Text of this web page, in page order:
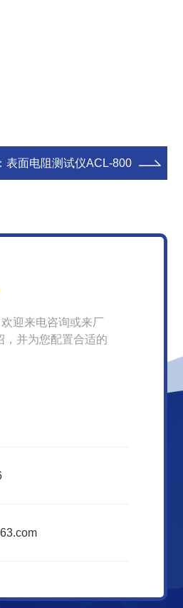
表面电阻测试仪ACL-800
迎来电咨询或来厂
，并为您配置合适的